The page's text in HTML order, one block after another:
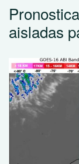
aisladas